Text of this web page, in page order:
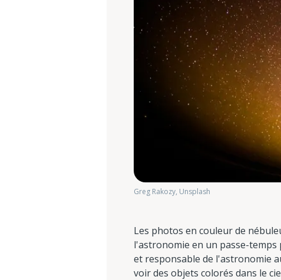
Greg Rakozy, Unsplash
Les photos en couleur de
l'astronomie en un passe-temps
et responsable de l'astronomie
voir des objets colorés dans le